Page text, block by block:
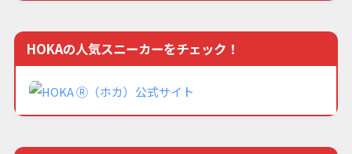
HOKAの人気スニーカーをチェック！